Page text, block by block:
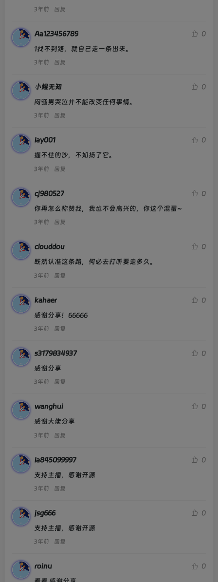
3年前 回复
Aa123456789
0
1找不到路，就自己走一条出来。
3年前 回复
小煜无知
0
闷骚男哭泣并不能改变任何事情。
3年前 回复
lay001
0
握不住的沙，不如扬了它。
3年前 回复
cj980527
0
你再怎么称赞我，我也不会高兴的，你这个混蛋~
3年前 回复
clouddou
0
既然认准这条路，何必去打听要走多久。
3年前 回复
kahaer
0
感谢分享！66666
3年前 回复
s3179834937
0
感谢分享
3年前 回复
wanghui
0
感谢大佬分享
3年前 回复
la845099997
0
支持主播，感谢开源
3年前 回复
jsg666
0
支持主播，感谢开源
3年前 回复
roinu
0